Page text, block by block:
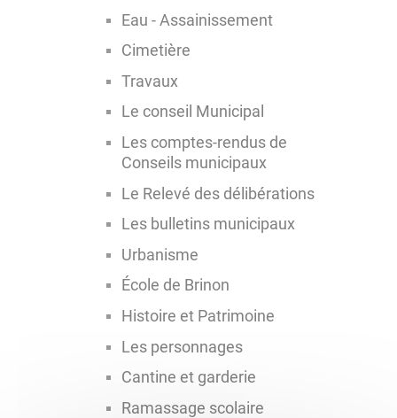
Eau - Assainissement
Cimetière
Travaux
Le conseil Municipal
Les comptes-rendus de
Conseils municipaux
Le Relevé des délibérations
Les bulletins municipaux
Urbanisme
École de Brinon
Histoire et Patrimoine
Les personnages
Cantine et garderie
Ramassage scolaire